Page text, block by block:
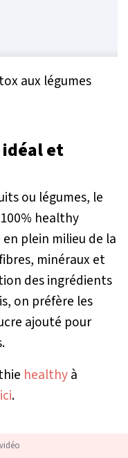
aux légumes
et
ou légumes, le
healthy
plein milieu de la
minéraux et
des ingrédients
on préfère les
ajouté pour
healthyà
ici.